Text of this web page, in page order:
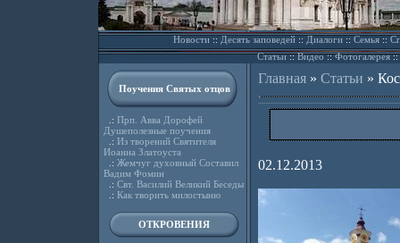
Новости::Десять заповедей::Диалоги::Семья::
Статьи::Видео ::Фотогалерея::
Поучения Святых отцов
.: Прп. Авва Дорофей
Душеполезные поучения
.: Из творений Святителя
Иоанна Златоуста
.: Жемчуг духовный Составил
Вадим Фомин
.: Свт. Василий Великий Беседы
.: Как творить милостыню
ОТКРОВЕНИЯ
Главная» Статьи »
02.12.2013